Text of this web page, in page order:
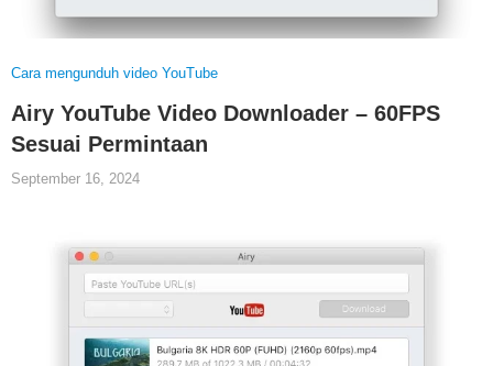
Cara mengunduh video YouTube
Airy YouTube Video Downloader – 60FPS
Sesuai Permintaan
September 16, 2024